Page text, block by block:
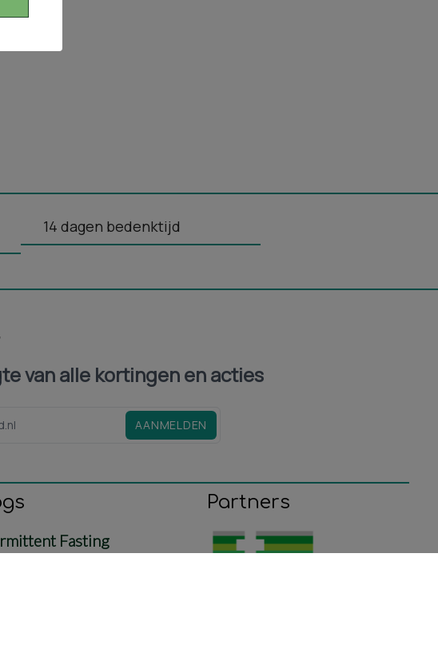
14 dagen bedenktijd
van alle kortingen en acties
AANMELDEN
Fasting
Partners